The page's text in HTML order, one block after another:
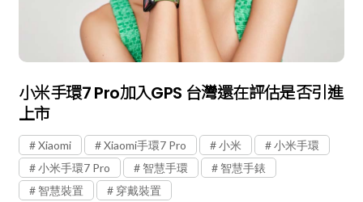
小米手環7 Pro加入GPS 台灣還在評估是否引進
上市
Xiaomi Xiaomi手環7 Pro 小米
小米手環
小米手環7 Pro
智慧手環
智慧手錶
智慧裝置
穿戴裝置